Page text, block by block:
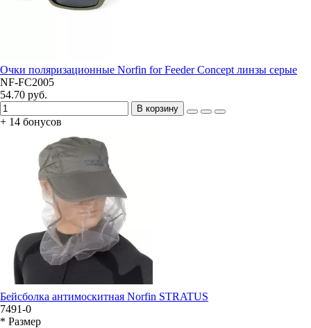
Очки поляризационные Norfin for Feeder Concept линзы серые
NF-FC2005
54.70 руб.
В корзину
+ 14 бонусов
Бейсболка антимоскитная Norfin STRATUS
7491-0
* Размер